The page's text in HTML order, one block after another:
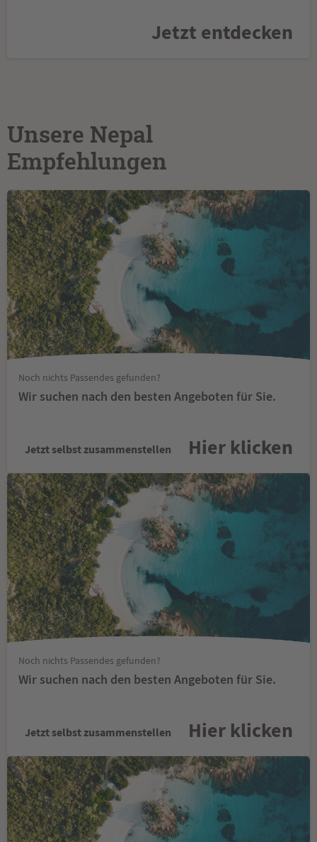
Jetzt entdecken
Unsere Nepal
Empfehlungen
Noch nichts Passendes gefunden?
Wir suchen nach den besten Angeboten für Sie.
Jetzt selbst zusammenstellen Hier klicken
Noch nichts Passendes gefunden?
Wir suchen nach den besten Angeboten für Sie.
Jetzt selbst zusammenstellen Hier klicken